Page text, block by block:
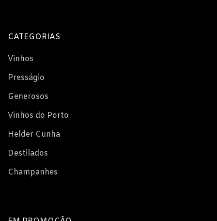
CATEGORIAS
Vinhos
Presságio
Generosos
Vinhos do Porto
Helder Cunha
Destilados
Champanhes